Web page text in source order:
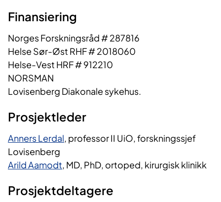
Finansiering
Norges Forskningsråd # 287816
Helse Sør-Øst RHF # 2018060
Helse-Vest HRF # 912210
NORSMAN
Lovisenberg Diakonale sykehus.
Prosjektleder
Anners Lerdal, professor II UiO, forskningssjef
Lovisenberg
Arild Aamodt, MD, PhD, ortoped, kirurgisk klinikk
Prosjektdeltagere